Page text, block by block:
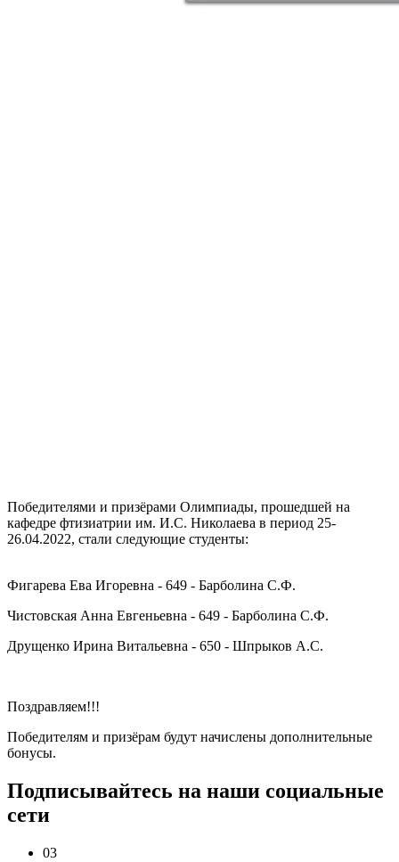
Победителями и призёрами Олимпиады, прошедшей на
кафедре фтизиатрии им. И.С. Николаева в период 25-
26.04.2022, стали следующие студенты:
Фигарева Ева Игоревна - 649 - Барболина С.Ф.
Чистовская Анна Евгеньевна - 649 - Барболина С.Ф.
Друщенко Ирина Витальевна - 650 - Шпрыков А.С.
Поздравляем!!!
Победителям и призёрам будут начислены дополнительные
бонусы.
Подписывайтесь на наши социальные
сети
03